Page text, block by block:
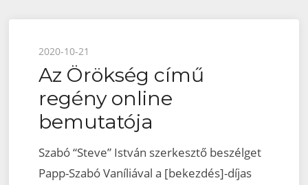
Posted
on
2020-10-21
Az Örökség című
regény online
bemutatója
Szabó “Steve” István szerkesztő beszélget
Papp-Szabó Vaníliával a [bekezdés]-díjas